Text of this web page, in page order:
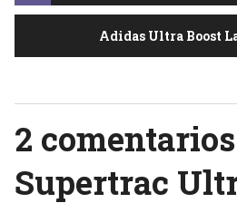
Adidas Ultra Boost
2
Supertrac